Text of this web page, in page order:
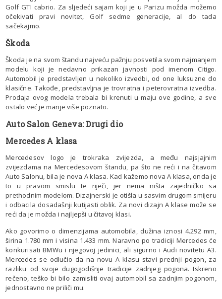
Golf GTI cabrio. Za sljedeći sajam koji je u Parizu možda možemo
očekivati pravi novitet, Golf sedme generacije, al do tada
sačekajmo.
Škoda
Škoda je na svom štandu najveću pažnju posvetila svom najmanjem
modelu koji je nedavno prikazan javnosti pod imenom Citigo.
Automobil je predstavljen u nekoliko izvedbi, od one luksuzne do
klasične. Takođe, predstavljna je trovratna i peterovratna izvedba.
Prodaja ovog modela trebala bi krenuti u maju ove godine, a sve
ostalo već je manje više poznato.
Auto Salon Geneva: Drugi dio
Mercedes A klasa
Mercedesov logo je trokraka zvijezda, a među najsjajnim
zvijezdama na Mercedesovom štandu, pa što ne reći i na čitavom
Auto Salonu, bila je nova A klasa. Kad kažemo nova A klasa, onda je
to u pravom smislu te riječi, jer nema ništa zajedničko sa
prethodnim modelom. Dizajnerski je otišla u sasvim drugom smijeru
i odbacila dosadašnji kutijasti oblik. Za novi dizajn A klase može se
reći da je možda i najljepši u čitavoj klasi.
Ako govorimo o dimenzijama automobila, dužina iznosi 4.292 mm,
širina 1.780 mm i visina 1.433 mm. Naravno po tradiciji Mercedes će
konkurisati BMWu i njegovoj jedinici, ali sigurno i Audi novitetu A3.
Mercedes se odlučio da na novu A klasu stavi prednji pogon, za
razliku od svoje dugogodišnje tradicije zadnjeg pogona. Iskreno
rečeno, teško bi bilo zamisliti ovaj automobil sa zadnjim pogonom,
jednostavno ne priliči mu.